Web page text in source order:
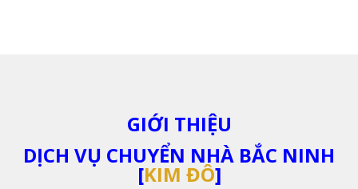
GIỚI THIỆU
DỊCH VỤ CHUYỂN NHÀ BẮC NINH
[KIM ĐÔ]